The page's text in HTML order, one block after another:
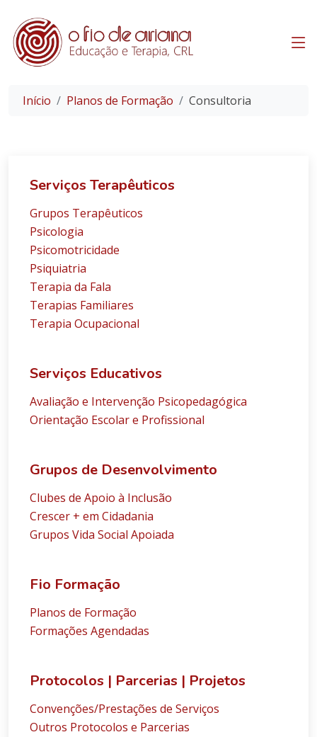
Início Planos de Formação Consultoria
Serviços Terapêuticos
Grupos Terapêuticos
Psicologia
Psicomotricidade
Psiquiatria
Terapia da Fala
Terapias Familiares
Terapia Ocupacional
Serviços Educativos
Avaliação e Intervenção Psicopedagógica
Orientação Escolar e Profissional
Grupos de Desenvolvimento
Clubes de Apoio à Inclusão
Crescer + em Cidadania
Grupos Vida Social Apoiada
Fio Formação
Planos de Formação
Formações Agendadas
Protocolos | Parcerias | Projetos
Convenções/Prestações de Serviços
Outros Protocolos e Parcerias